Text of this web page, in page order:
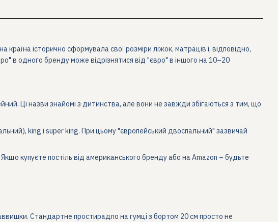
історично сформувала свої розміри ліжок, матраців і, відповідно,
в одного бренду може відрізнятися від "євро" в іншого на 10–20
Ці назви знайомі з дитинства, але вони не завжди збігаються з тим, що
king і super king. При цьому "європейський двоспальний" зазвичай
купуєте постіль від американського бренду або на Amazon – будьте
Стандартне простирадло на гумці з бортом 20 см просто не